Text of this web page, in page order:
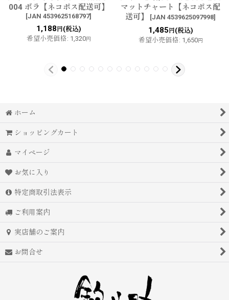
004 ボラ【ネコポス配送可】
[JAN 4539625168797]
1,188 円(税込)
希望小売価格: 1,320円
マットチャート【ネコポス配
送可】
[JAN 4539625097998]
1,485 円(税込)
希望小売価格: 1,650円
ホーム
ショッピングカート
マイページ
お気に入り
特定商取引法表示
ご利用案内
実店舗のご案内
お問合せ